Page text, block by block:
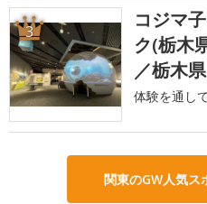
3
コジマ
ク(栃木
／栃木県
体験を通し
関東のGW人気ス